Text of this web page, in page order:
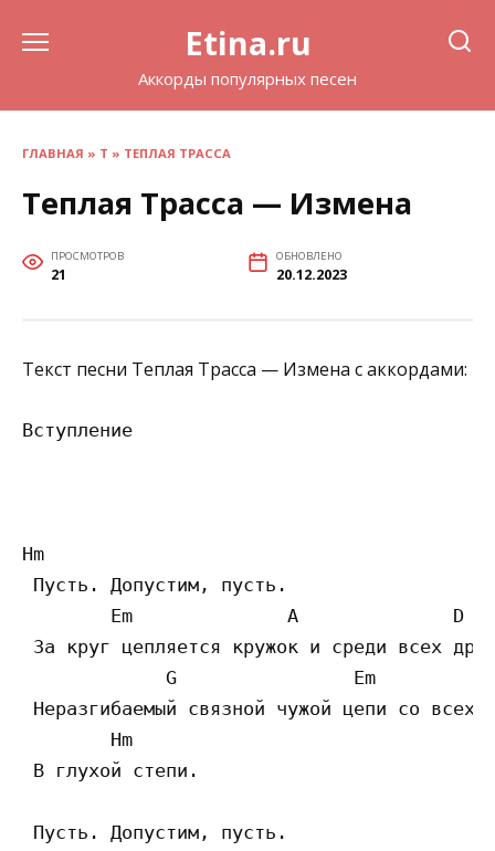
Etina.ru
Аккорды популярных песен
ГЛАВНАЯ » Т » ТЕПЛАЯ ТРАССА
Теплая Трасса — Измена
ПРОСМОТРОВ
21
ОБНОВЛЕНО
20.12.2023
Текст песни Теплая Трасса — Измена с аккордами:
Вступление
Hm
Пусть. Допустим, пусть.
        Em              A              D
За круг цепляется кружок и среди всех
G                Em
Неразгибаемый связной чужой цепи со
        Hm
В глухой степи.
Пусть. Допустим, пусть.